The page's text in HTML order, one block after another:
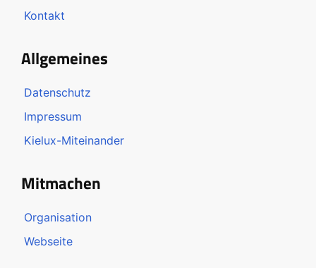
Kontakt
Allgemeines
Datenschutz
Impressum
Kielux-Miteinander
Mitmachen
Organisation
Webseite